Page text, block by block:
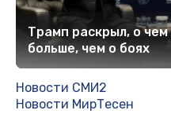
Трамп раскрыл, о
больше, чем о боях
Новости СМИ2
Новости МирТесен